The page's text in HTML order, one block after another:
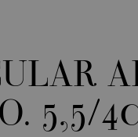
5,5/